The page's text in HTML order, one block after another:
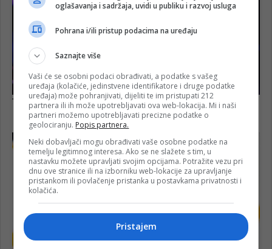
oglašavanja i sadržaja, uvidi u publiku i razvoj usluga
Pohrana i/ili pristup podacima na uređaju
Saznajte više
Vaši će se osobni podaci obrađivati, a podatke s vašeg
uređaja (kolačiće, jedinstvene identifikatore i druge podatke
uređaja) može pohranjivati, dijeliti te im pristupati 212
partnera ili ih može upotrebljavati ova web-lokacija. Mi i naši
partneri možemo upotrebljavati precizne podatke o
geolociranju. Popis partnera.
Neki dobavljači mogu obrađivati vaše osobne podatke na
temelju legitimnog interesa. Ako se ne slažete s tim, u
nastavku možete upravljati svojim opcijama. Potražite vezu pri
dnu ove stranice ili na izborniku web-lokacije za upravljanje
pristankom ili povlačenje pristanka u postavkama privatnosti i
kolačića.
Pristajem